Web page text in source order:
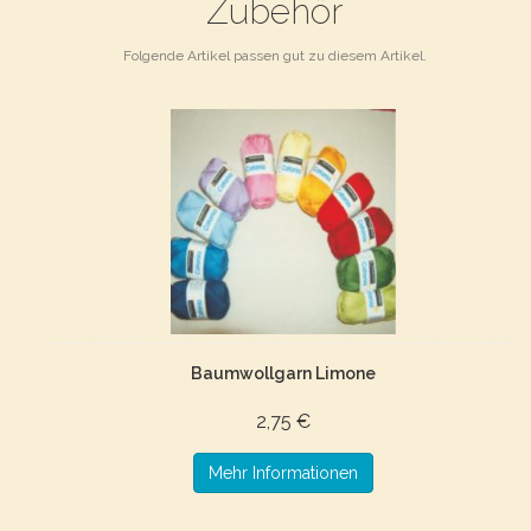
Zubehör
Folgende Artikel passen gut zu diesem Artikel.
Baumwollgarn Limone
2,75 €
Mehr Informationen